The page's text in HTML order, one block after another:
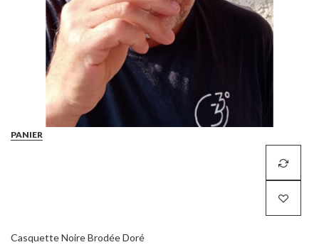
PANIER
Casquette Noire Brodée Doré